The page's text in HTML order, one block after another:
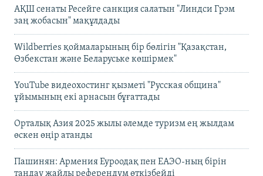
АҚШ сенаты Ресейге санкция салатын "Линдси Грэм
заң жобасын" мақұлдады
Wildberries қоймаларының бір бөлігін "Қазақстан,
Өзбекстан және Беларуське көшірмек"
YouTube видеохостинг қызметі "Русская община"
ұйымының екі арнасын бұғаттады
Орталық Азия 2025 жылы әлемде туризм ең жылдам
өскен өңір атанды
Пашинян: Армения Еуроодақ пен ЕАЭО-ның бірін
таңдау жайлы референдум өткізбейді